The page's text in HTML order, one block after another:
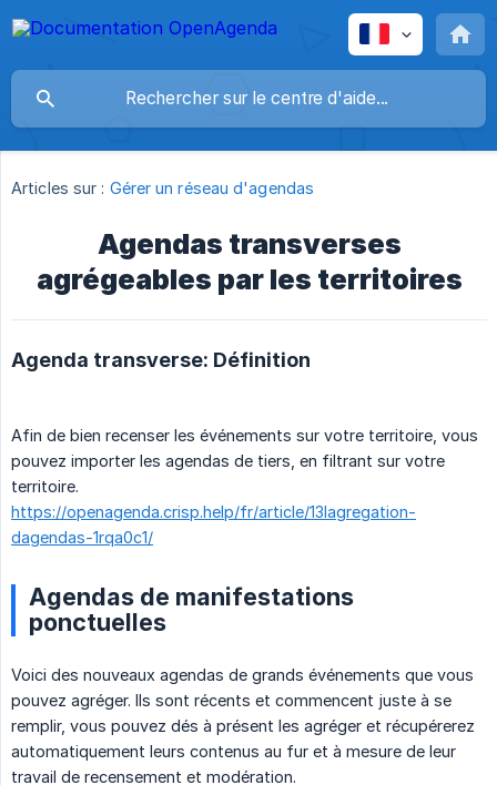
Articles sur : Gérer un réseau d'agendas
Agendas transverses
agrégeables par les territoires
Agenda transverse: Définition
Afin de bien recenser les événements sur votre territoire, vous
pouvez importer les agendas de tiers, en filtrant sur votre
territoire.
https://openagenda.crisp.help/fr/article/13lagregation-
dagendas-1rqa0c1/
Agendas de manifestations
ponctuelles
Voici des nouveaux agendas de grands événements que vous
pouvez agréger. Ils sont récents et commencent juste à se
remplir, vous pouvez dés à présent les agréger et récupérerez
automatiquement leurs contenus au fur et à mesure de leur
travail de recensement et modération.